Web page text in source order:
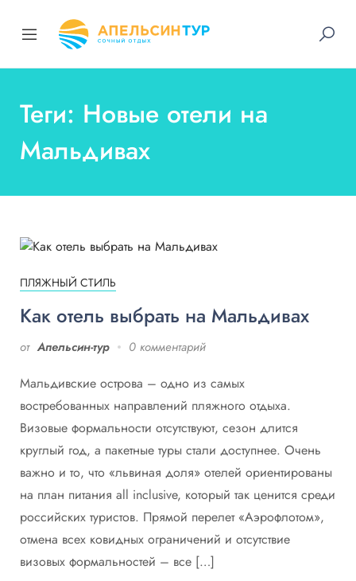
Теги: Новые отели на
Мальдивах
ПЛЯЖНЫЙ СТИЛЬ
Как отель выбрать на Мальдивах
от Апельсин-тур 0 комментарий
Мальдивские острова – одно из самых
востребованных направлений пляжного отдыха.
Визовые формальности отсутствуют, сезон длится
круглый год, а пакетные туры стали доступнее. Очень
важно и то, что «львиная доля» отелей ориентированы
на план питания all inclusive, который так ценится среди
российских туристов. Прямой перелет «Аэрофлотом»,
отмена всех ковидных ограничений и отсутствие
визовых формальностей – все […]